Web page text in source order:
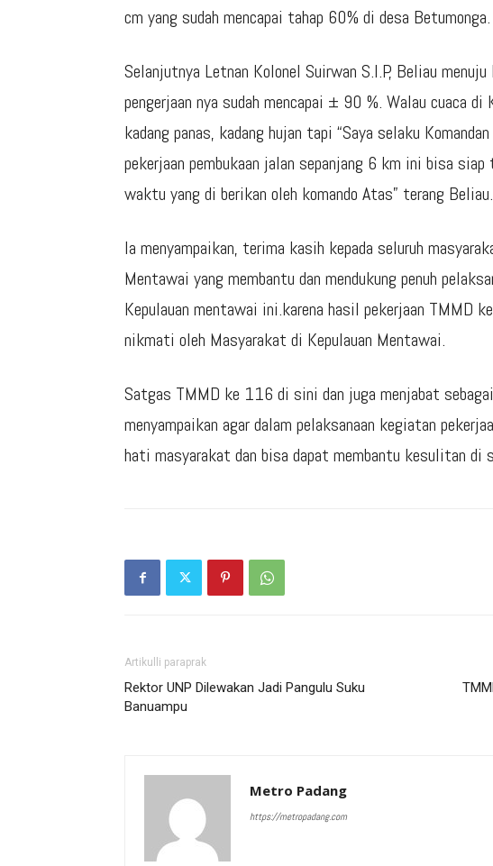
cm yang sudah mencapai tahap 60% di desa Betumonga.
Selanjutnya Letnan Kolonel Suirwan S.I.P, Beliau
pengerjaan nya sudah mencapai ± 90 %. Walau cuaca
kadang panas, kadang hujan tapi “Saya selaku
pekerjaan pembukaan jalan sepanjang 6 km ini bisa
waktu yang di berikan oleh komando Atas” terang Beliau.
Ia menyampaikan, terima kasih kepada seluruh
Mentawai yang membantu dan mendukung penuh
Kepulauan mentawai ini.karena hasil pekerjaan TMMD
nikmati oleh Masyarakat di Kepulauan Mentawai.
Satgas TMMD ke 116 di sini dan juga menjabat
menyampaikan agar dalam pelaksanaan kegiatan
hati masyarakat dan bisa dapat membantu kesulitan di
Artikulli paraprak
Rektor UNP Dilewakan Jadi Pangulu Suku
Banuampu
Metro Padang
https://metropadang.com